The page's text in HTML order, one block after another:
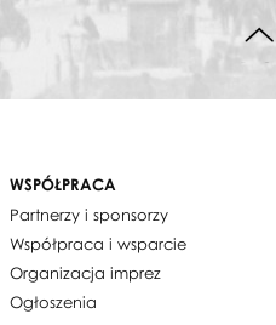
DO GÓRY STRONY
WSPÓŁPRACA
Partnerzy i sponsorzy
Współpraca i wsparcie
Organizacja imprez
Ogłoszenia